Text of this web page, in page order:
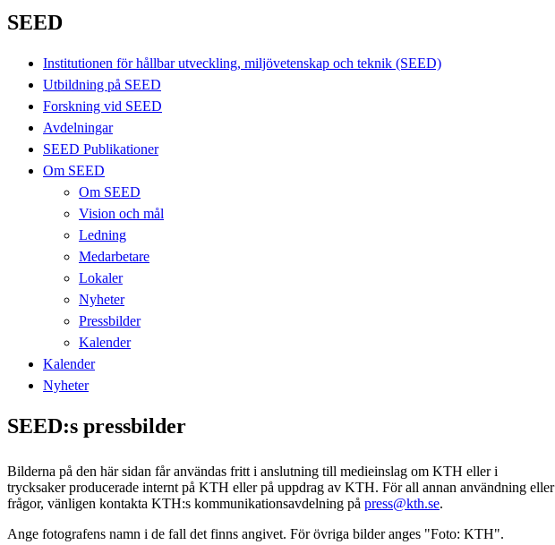
SEED
Institutionen för hållbar utveckling, miljövetenskap och teknik (SEED)
Utbildning på SEED
Forskning vid SEED
Avdelningar
SEED Publikationer
Om SEED
Om SEED
Vision och mål
Ledning
Medarbetare
Lokaler
Nyheter
Pressbilder
Kalender
Kalender
Nyheter
SEED:s pressbilder
Bilderna på den här sidan får användas fritt i anslutning till medieinslag om KTH eller i
trycksaker producerade internt på KTH eller på uppdrag av KTH. För all annan användning eller
frågor, vänligen kontakta KTH:s kommunikationsavdelning på press@kth.se.
Ange fotografens namn i de fall det finns angivet. För övriga bilder anges "Foto: KTH".